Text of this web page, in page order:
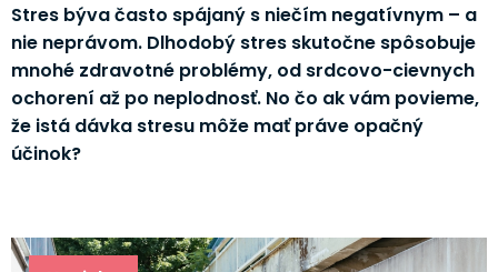
Stres býva často spájaný s niečím negatívnym – a
nie neprávom. Dlhodobý stres skutočne spôsobuje
mnohé zdravotné problémy, od srdcovo-cievnych
ochorení až po neplodnosť. No čo ak vám povieme,
že istá dávka stresu môže mať práve opačný
účinok?